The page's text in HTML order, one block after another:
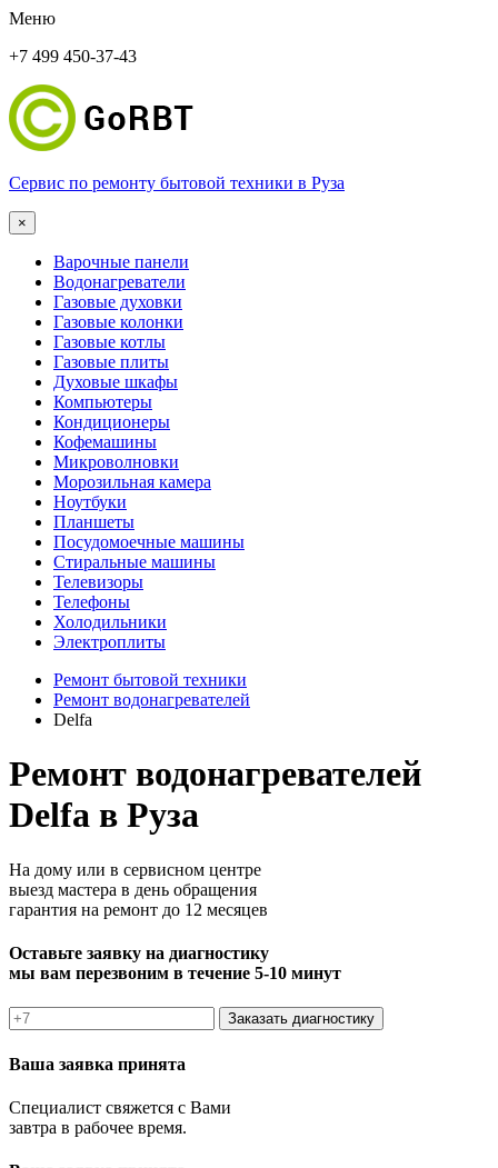
Меню
+7 499 450-37-43
Сервис по ремонту бытовой техники в Руза
×
Варочные панели
Водонагреватели
Газовые духовки
Газовые колонки
Газовые котлы
Газовые плиты
Духовые шкафы
Компьютеры
Кондиционеры
Кофемашины
Микроволновки
Морозильная камера
Ноутбуки
Планшеты
Посудомоечные машины
Стиральные машины
Телевизоры
Телефоны
Холодильники
Электроплиты
Ремонт бытовой техники
Ремонт водонагревателей
Delfa
Ремонт водонагревателей
Delfa в Руза
На дому или в сервисном центре
выезд мастера в день обращения
гарантия на ремонт до 12 месяцев
Оставьте заявку на диагностику
мы вам перезвоним в течение 5-10 минут
Заказать диагностику
Ваша заявка принята
Специалист свяжется с Вами
завтра в рабочее время.